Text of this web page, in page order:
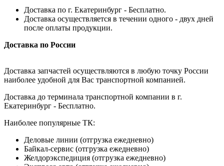
Доставка по г. Екатеринбург - Бесплатно.
Доставка осуществляется в течении одного - двух дней
после оплаты продукции.
Доставка по России
Доставка запчастей осуществляются в любую точку России
наиболее удобной для Вас транспортной компанией.
Доставка до терминала транспортной компании в г.
Екатеринбург - Бесплатно.
Наиболее популярные ТК:
Деловые линии (отгрузка ежедневно)
Байкал-сервис (отгрузка ежедневно)
Желдорэкспедиция (отгрузка ежедневно)